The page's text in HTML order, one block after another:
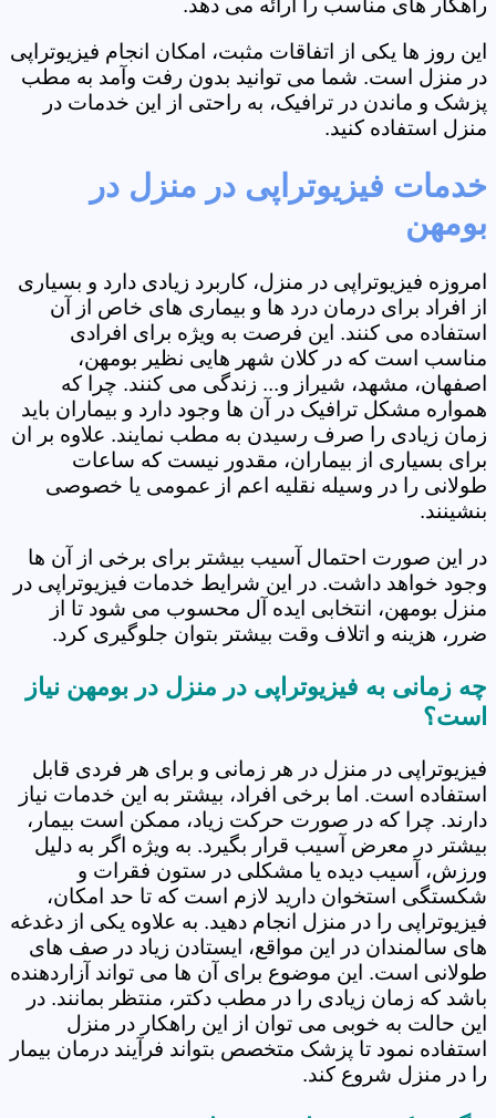
راهکار های مناسب را ارائه می دهد.
این روز ها یکی از اتفاقات مثبت، امکان انجام فیزیوتراپی
در منزل است. شما می توانید بدون رفت وآمد به مطب
پزشک و ماندن در ترافیک، به راحتی از این خدمات در
منزل استفاده کنید.
خدمات فیزیوتراپی در منزل در
بومهن
امروزه فیزیوتراپی در منزل، کاربرد زیادی دارد و بسیاری
از افراد برای درمان درد ها و بیماری های خاص از آن
استفاده می کنند. این فرصت به ویژه برای افرادی
مناسب است که در کلان شهر هایی نظیر بومهن،
اصفهان، مشهد، شیراز و... زندگی می کنند. چرا که
همواره مشکل ترافیک در آن ها وجود دارد و بیماران باید
زمان زیادی را صرف رسیدن به مطب نمایند. علاوه بر ان
برای بسیاری از بیماران، مقدور نیست که ساعات
طولانی را در وسیله نقلیه اعم از عمومی یا خصوصی
بنشینند.
در این صورت احتمال آسیب بیشتر برای برخی از آن ها
وجود خواهد داشت. در این شرایط خدمات فیزیوتراپی در
منزل بومهن، انتخابی ایده آل محسوب می شود تا از
ضرر، هزینه و اتلاف وقت بیشتر بتوان جلوگیری کرد.
چه زمانی به فیزیوتراپی در منزل در بومهن نیاز
است؟
فیزیوتراپی در منزل در هر زمانی و برای هر فردی قابل
استفاده است. اما برخی افراد، بیشتر به این خدمات نیاز
دارند. چرا که در صورت حرکت زیاد، ممکن است بیمار،
بیشتر در معرض آسیب قرار بگیرد. به ویژه اگر به دلیل
ورزش، آسیب دیده یا مشکلی در ستون فقرات و
شکستگی استخوان دارید لازم است که تا حد امکان،
فیزیوتراپی را در منزل انجام دهید. به علاوه یکی از دغدغه
های سالمندان در این مواقع، ایستادن زیاد در صف های
طولانی است. این موضوع برای آن ها می تواند آزاردهنده
باشد که زمان زیادی را در مطب دکتر، منتظر بمانند. در
این حالت به خوبی می توان از این راهکار در منزل
استفاده نمود تا پزشک متخصص بتواند فرآیند درمان بیمار
را در منزل شروع کند.